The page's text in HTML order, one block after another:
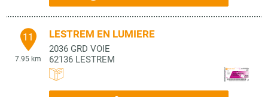
11
7.95 km
LESTREM EN LUMIERE
2036 GRD VOIE
62136 LESTREM